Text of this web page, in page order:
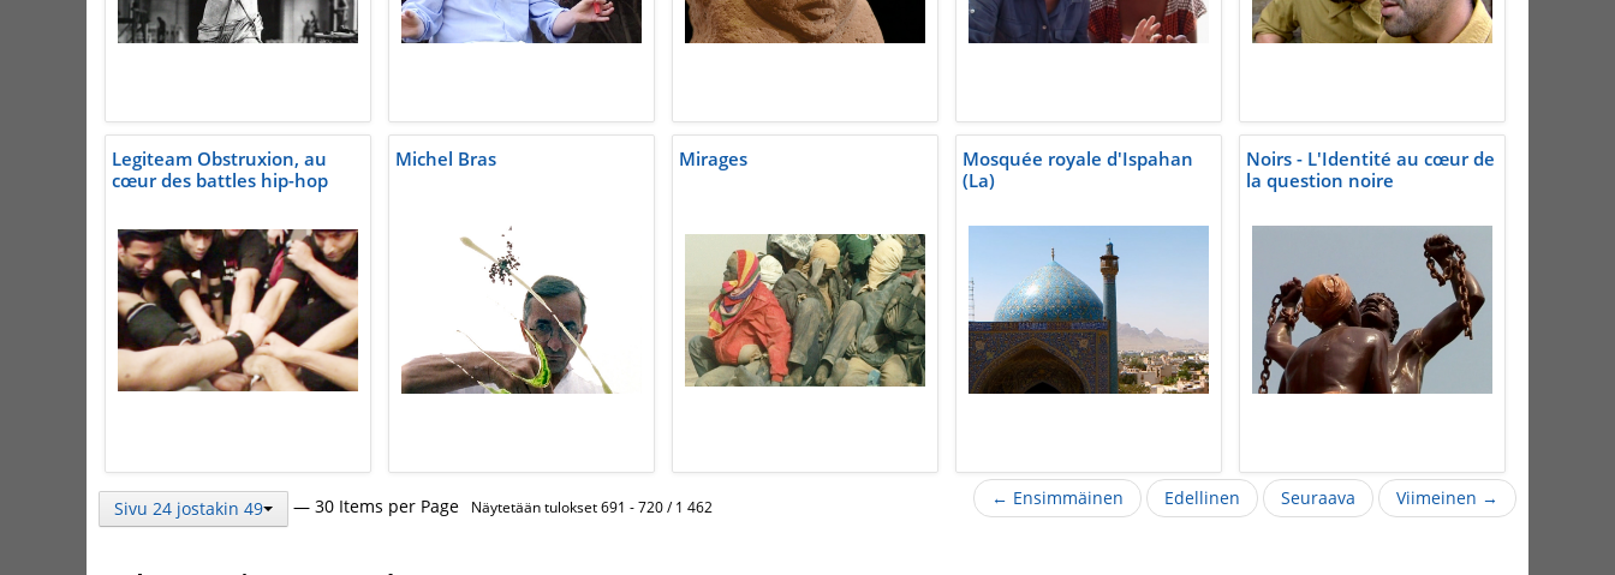
Legiteam Obstruxion, au
cœur des battles hip-hop
Michel Bras Mirages
Mosquée royale d'Ispahan
(La)
Noirs - L'Identité au cœur de
la question noire
Sivu 24 jostakin 49 — 30 Items per Page Näytetään tulokset 691 - 720 / 1 462 ← Ensimmäinen Edellinen Seuraava Viimeinen →